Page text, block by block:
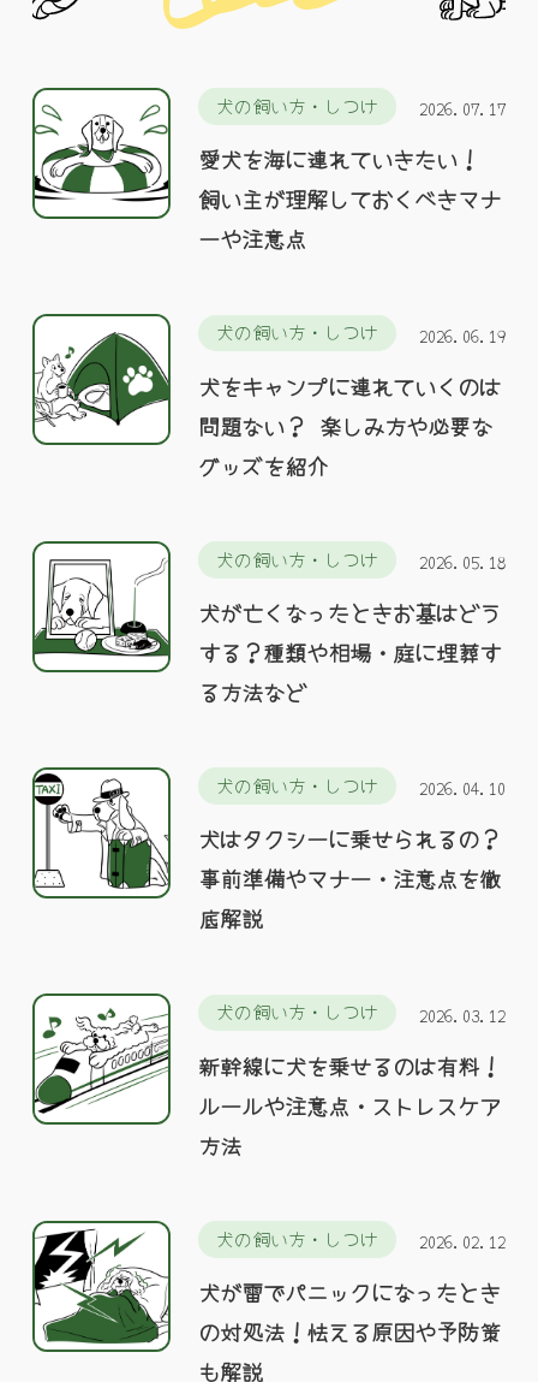
犬の飼い方・しつけ 2026.07.17
愛犬を海に連れていきたい！
飼い主が理解しておくべきマナ
ーや注意点
犬の飼い方・しつけ 2026.06.19
犬をキャンプに連れていくのは
問題ない？ 楽しみ方や必要な
グッズを紹介
犬の飼い方・しつけ 2026.05.18
犬が亡くなったときお墓はどう
する？種類や相場・庭に埋葬す
る方法など
犬の飼い方・しつけ 2026.04.10
犬はタクシーに乗せられるの？
事前準備やマナー・注意点を徹
底解説
犬の飼い方・しつけ 2026.03.12
新幹線に犬を乗せるのは有料！
ルールや注意点・ストレスケア
方法
犬の飼い方・しつけ 2026.02.12
犬が雷でパニックになったとき
の対処法！怯える原因や予防策
も解説